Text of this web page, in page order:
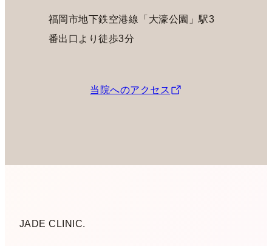
福岡市地下鉄空港線「大濠公園」駅3
番出口より徒歩3分
当院へのアクセス
JADE CLINIC.